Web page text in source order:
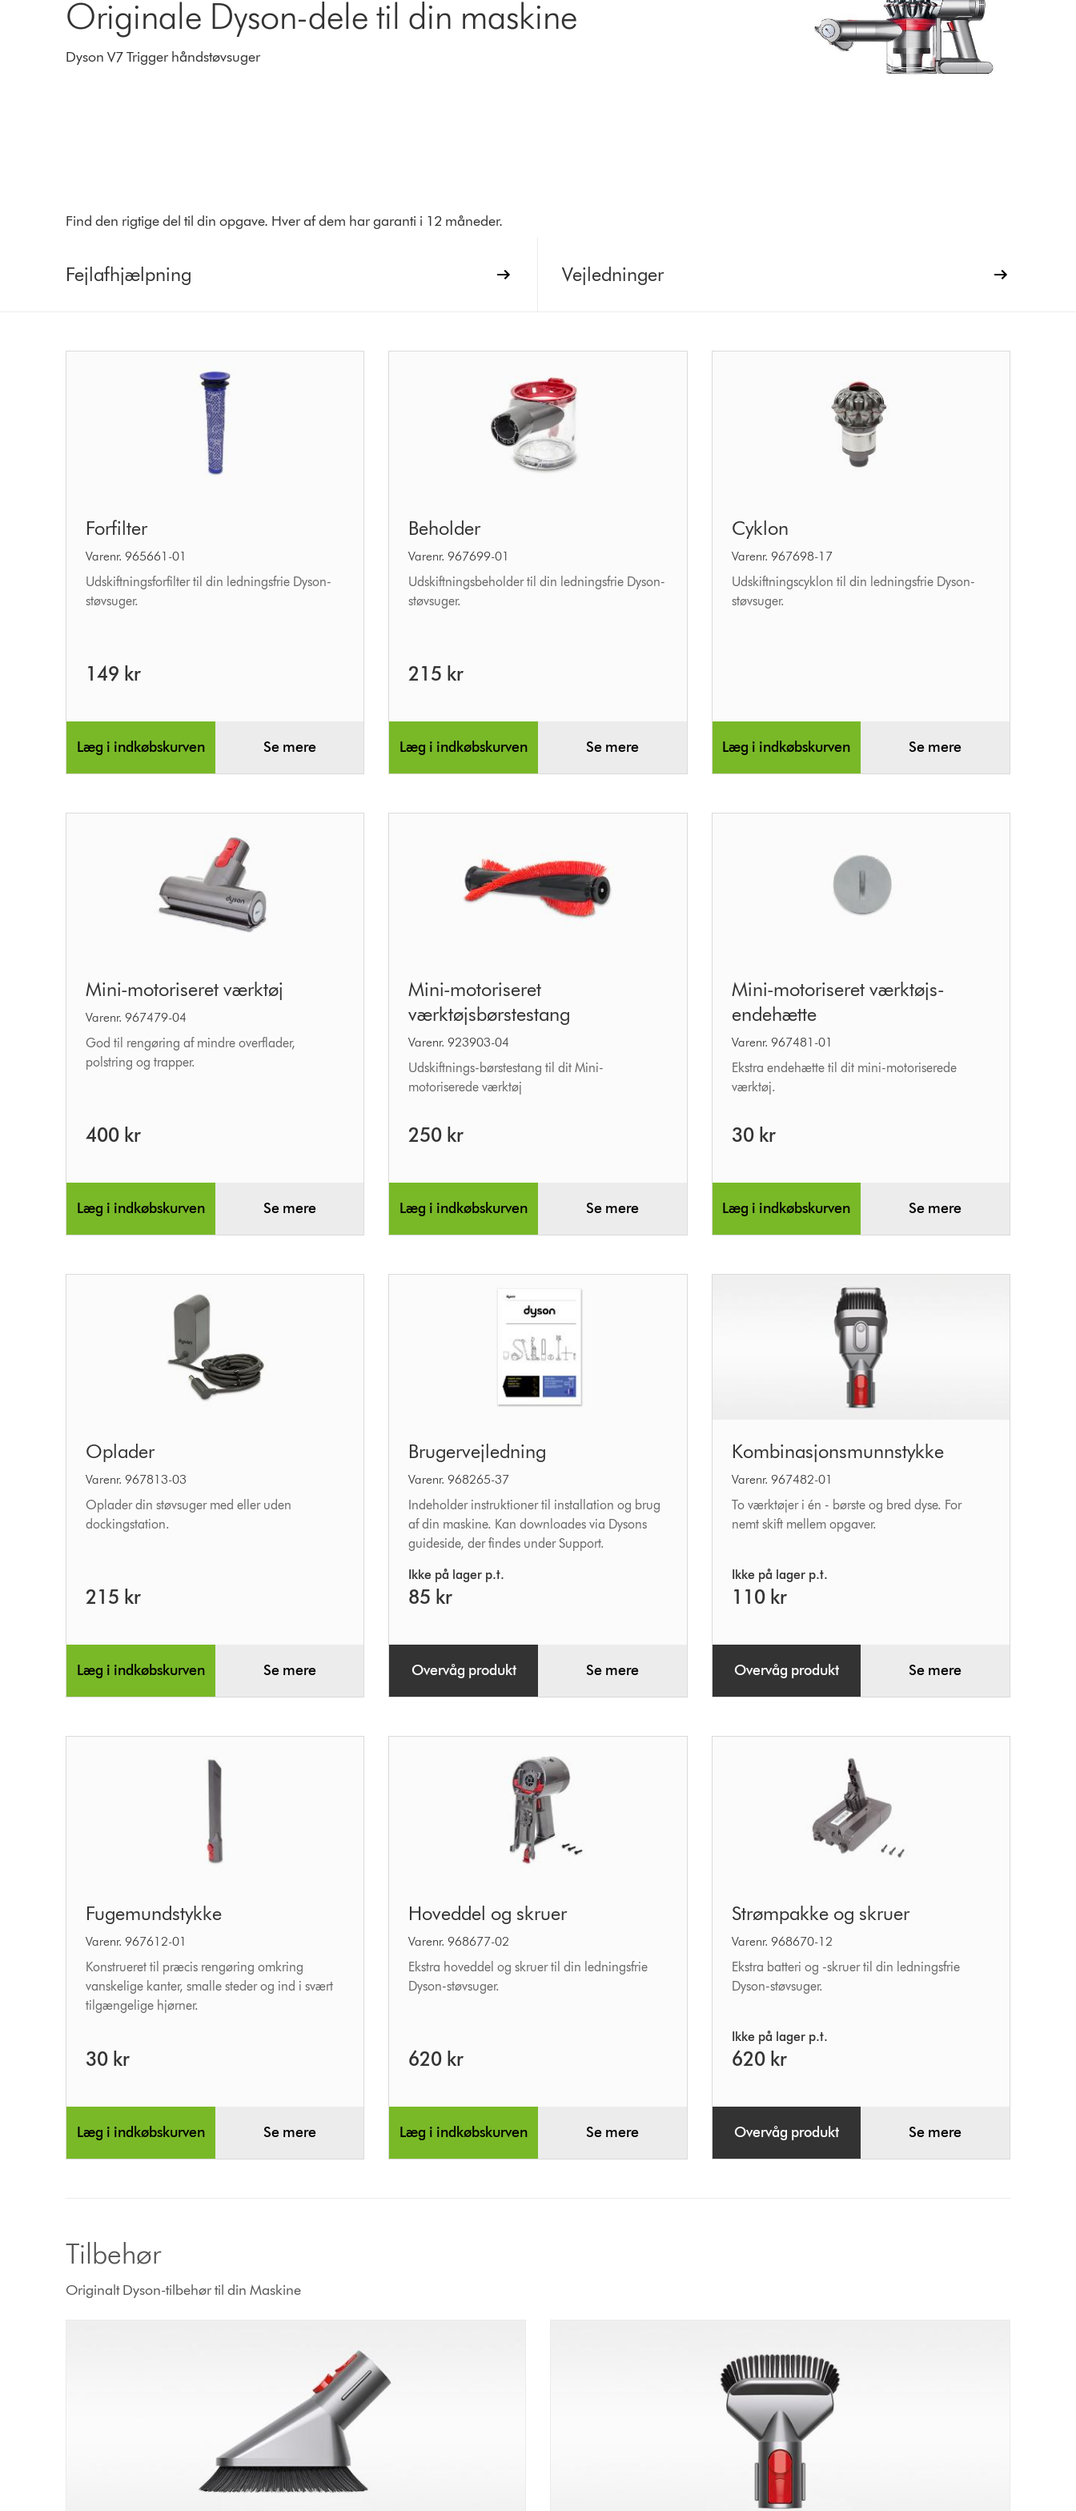
Originale Dyson-dele til din maskine
Dyson V7 Trigger håndstøvsuger
Find den rigtige del til din opgave. Hver af dem har garanti i 12 måneder.
Fejlafhjælpning Vejledninger
Forfilter
Varenr. 965661-01
Udskiftningsforfilter til din ledningsfrie Dyson-
støvsuger.
149 kr
Læg i indkøbskurven Se mere
Beholder
Varenr. 967699-01
Udskiftningsbeholder til din ledningsfrie Dyson-
støvsuger.
215 kr
Læg i indkøbskurven Se mere
Cyklon
Varenr. 967698-17
Udskiftningscyklon til din ledningsfrie Dyson-
støvsuger.
Læg i indkøbskurven Se mere
motoriseret
værktøj
Mini-motoriseret værktøj
Varenr. 967479-04
God til rengøring af mindre overflader,
polstring og trapper.
400 kr
Læg i indkøbskurven Se mere
motoriseret
værktøjsbørstestang
Mini-motoriseret
værktøjsbørstestang
Varenr. 923903-04
Udskiftnings-børstestang til dit Mini-
motoriserede værktøj
250 kr
Læg i indkøbskurven Se mere
motoriseret
værktøjs-
endehætte
Mini-motoriseret værktøjs-
endehætte
Varenr. 967481-01
Ekstra endehætte til dit mini-motoriserede
værktøj.
30 kr
Læg i indkøbskurven Se mere
Oplader
Varenr. 967813-03
Oplader din støvsuger med eller uden
dockingstation.
215 kr
Læg i indkøbskurven Se mere
Brugervejledning
Varenr. 968265-37
Indeholder instruktioner til installation og brug
af din maskine. Kan downloades via Dysons
guideside, der findes under Support.
Ikke på lager p.t.
85 kr
Overvåg produkt Se mere
Kombinasjonsmunnstykke
Varenr. 967482-01
To værktøjer i én - børste og bred dyse. For
nemt skift mellem opgaver.
Ikke på lager p.t.
110 kr
Overvåg produkt Se mere
Fugemundstykke
Varenr. 967612-01
Konstrueret til præcis rengøring omkring
vanskelige kanter, smalle steder og ind i svært
tilgængelige hjørner.
30 kr
Læg i indkøbskurven Se mere
og
skruer
Hoveddel og skruer
Varenr. 968677-02
Ekstra hoveddel og skruer til din ledningsfrie
Dyson-støvsuger.
620 kr
Læg i indkøbskurven Se mere
og
skruer
Strømpakke og skruer
Varenr. 968670-12
Ekstra batteri og -skruer til din ledningsfrie
Dyson-støvsuger.
Ikke på lager p.t.
620 kr
Overvåg produkt Se mere
Tilbehør
Originalt Dyson-tilbehør til din Maskine